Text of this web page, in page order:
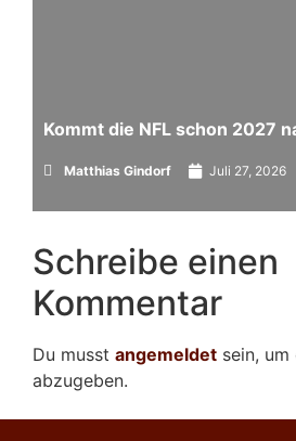
Kommt die NFL schon 2027
Matthias Gindorf Juli 27, 2026
Schreibe einen
Kommentar
Du musst angemeldet sein, um
abzugeben.